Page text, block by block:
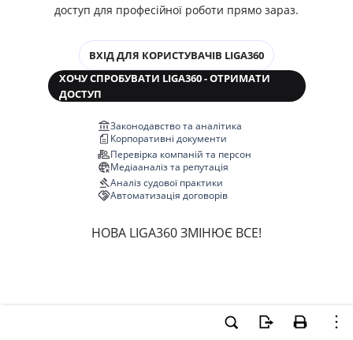
доступ для професійної роботи прямо зараз.
ВХІД ДЛЯ КОРИСТУВАЧІВ LIGA360
ХОЧУ СПРОБУВАТИ LIGA360 - ОТРИМАТИ
ДОСТУП
Законодавство та аналітика
Корпоративні документи
Перевірка компаній та персон
Медіааналіз та репутація
Аналіз судової практики
Автоматизація договорів
НОВА LIGA360 ЗМІНЮЄ ВСЕ!